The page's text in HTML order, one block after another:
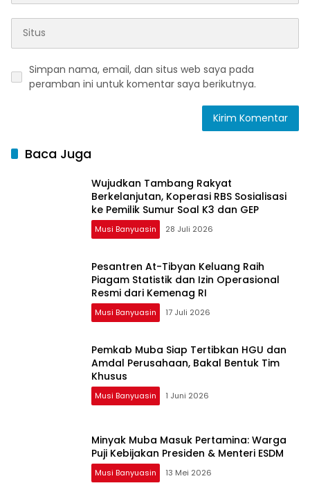
Simpan nama, email, dan situs web saya pada
peramban ini untuk komentar saya berikutnya.
Baca Juga
Wujudkan Tambang Rakyat
Berkelanjutan, Koperasi RBS Sosialisasi
ke Pemilik Sumur Soal K3 dan GEP
Musi Banyuasin 28 Juli 2026
Pesantren At-Tibyan Keluang Raih
Piagam Statistik dan Izin Operasional
Resmi dari Kemenag RI
Musi Banyuasin 17 Juli 2026
Pemkab Muba Siap Tertibkan HGU dan
Amdal Perusahaan, Bakal Bentuk Tim
Khusus
Musi Banyuasin 1 Juni 2026
Minyak Muba Masuk Pertamina: Warga
Puji Kebijakan Presiden & Menteri ESDM
Musi Banyuasin 13 Mei 2026